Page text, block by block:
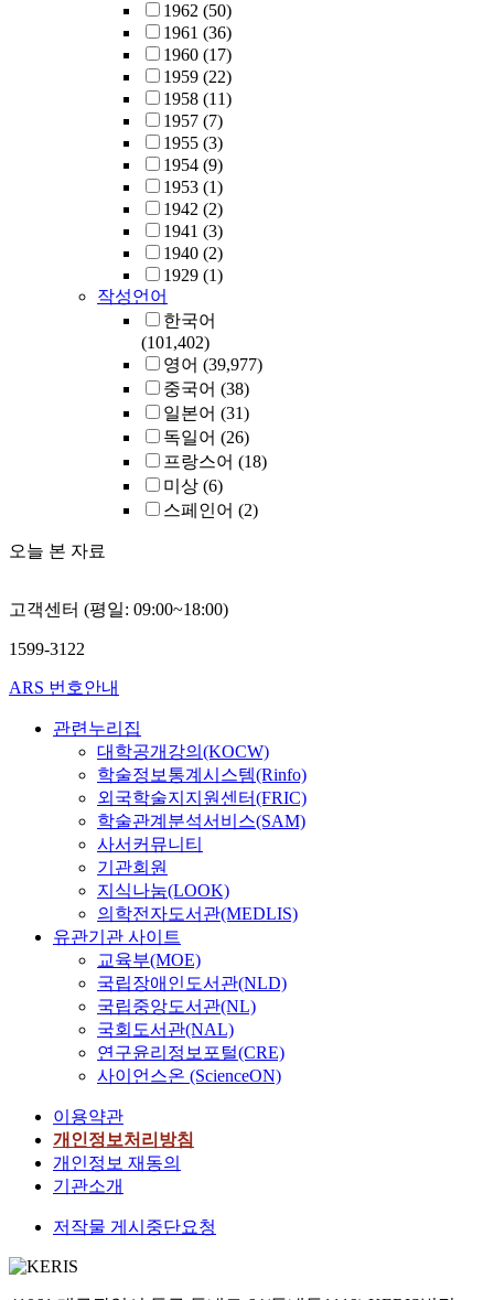
1962 (50)
1961 (36)
1960 (17)
1959 (22)
1958 (11)
1957 (7)
1955 (3)
1954 (9)
1953 (1)
1942 (2)
1941 (3)
1940 (2)
1929 (1)
작성언어
한국어
(101,402)
영어 (39,977)
중국어 (38)
일본어 (31)
독일어 (26)
프랑스어 (18)
미상 (6)
스페인어 (2)
오늘 본 자료
고객센터 (평일: 09:00~18:00)
1599-3122
ARS 번호안내
관련누리집
대학공개강의(KOCW)
학술정보통계시스템(Rinfo)
외국학술지지원센터(FRIC)
학술관계분석서비스(SAM)
사서커뮤니티
기관회원
지식나눔(LOOK)
의학전자도서관(MEDLIS)
유관기관 사이트
교육부(MOE)
국립장애인도서관(NLD)
국립중앙도서관(NL)
국회도서관(NAL)
연구윤리정보포털(CRE)
사이언스온 (ScienceON)
이용약관
개인정보처리방침
개인정보 재동의
기관소개
저작물 게시중단요청